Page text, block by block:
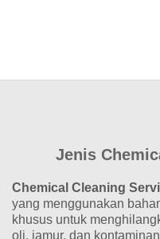
Jenis
Chemical Cleaning
yang menggunakan
khusus untuk
oli, jamur, dan